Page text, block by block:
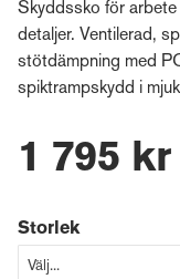
Skyddssko för
detaljer. Ventilerad,
stötdämpning med
spiktrampskydd i
1 795 kr
Storlek